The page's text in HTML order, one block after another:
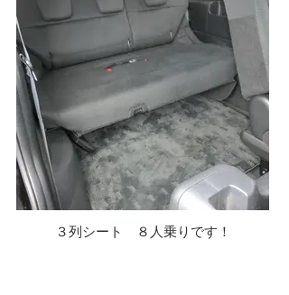
３列シート ８人乗りです！